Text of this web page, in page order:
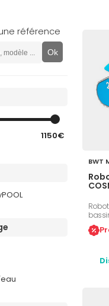
référence
Ok
1150€
BWT